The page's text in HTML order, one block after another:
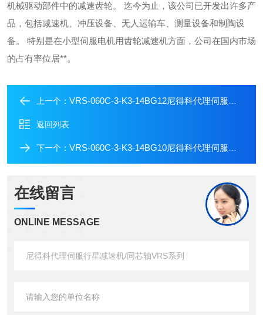
机械驱动部件中的减速齿轮。
迄今为止，该公司已开发出许多产
品，包括减速机、冲压设备、无人运输车、测量设备和制陶设
备。
特别是在小型伺服电机用齿轮减速机方面，公司在国内市场
的占有率位居**。
上一个： VRS-060C-3-K3-14BG12尼得科代理伺服行星减速机/同芯轴VRS系列
返回列表
下一个： VRS-060C-3-K3-14BG10尼得科代理伺服行星减速机/同芯轴VRS系列
在线留言
ONLINE MESSAGE